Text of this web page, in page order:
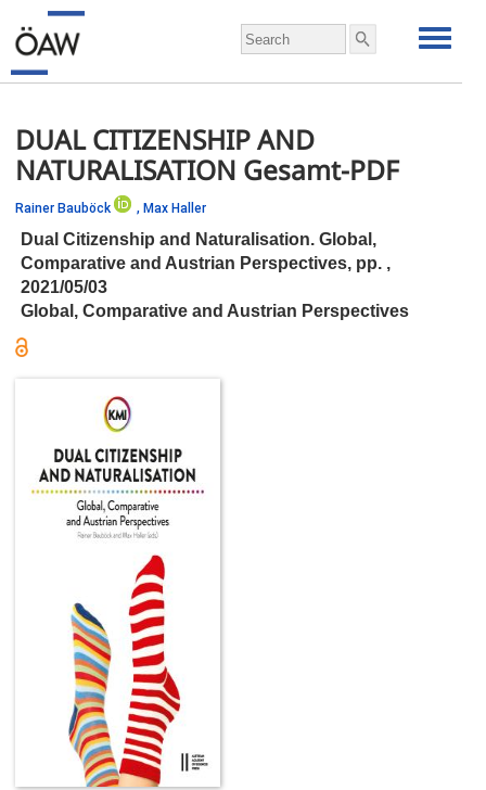
DUAL CITIZENSHIP AND
NATURALISATION Gesamt-PDF
Rainer Bauböck , Max Haller
Dual Citizenship and Naturalisation. Global,
Comparative and Austrian Perspectives, pp.
2021/05/03
Global, Comparative and Austrian Perspectives